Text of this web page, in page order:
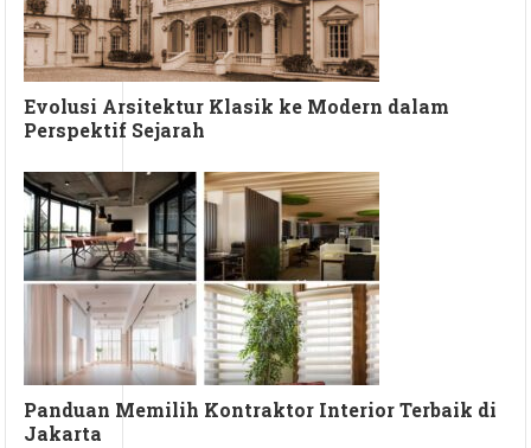
Evolusi Arsitektur Klasik ke Modern dalam
Perspektif Sejarah
Panduan Memilih Kontraktor Interior Terbaik di
Jakarta